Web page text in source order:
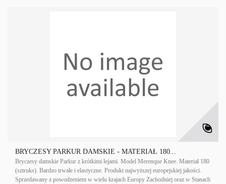
BRYCZESY PARKUR DAMSKIE - MATERIAŁ 180...
Bryczesy damskie Parkur z krótkimi lejami. Model Merenque Knee. Materiał 180
(sztruks). Bardzo trwałe i elastyczne. Produkt najwyższej europejskiej jakości.
Sprzedawany z powodzeniem w wielu krajach Europy Zachodniej oraz w Stanach